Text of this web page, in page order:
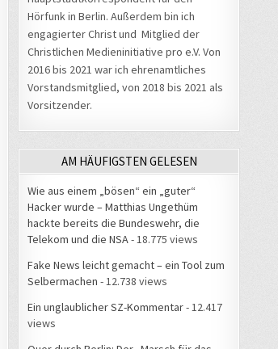
Hörfunk in Berlin. Außerdem bin ich
engagierter Christ und Mitglied der
Christlichen Medieninitiative pro e.V. Von
2016 bis 2021 war ich ehrenamtliches
Vorstandsmitglied, von 2018 bis 2021 als
Vorsitzender.
AM HÄUFIGSTEN GELESEN
Wie aus einem „bösen“ ein „guter“
Hacker wurde – Matthias Ungethüm
hackte bereits die Bundeswehr, die
Telekom und die NSA - 18.775 views
Fake News leicht gemacht – ein Tool zum
Selbermachen - 12.738 views
Ein unglaublicher SZ-Kommentar- 12.417
views